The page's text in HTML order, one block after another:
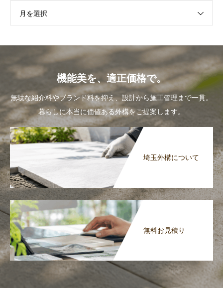
月を選択
機能美を、適正価格で。
無駄な紹介料やブランド料を抑え、設計から施工管理まで一貫。
暮らしに本当に価値ある外構をご提案します。
埼玉外構について
無料お見積り